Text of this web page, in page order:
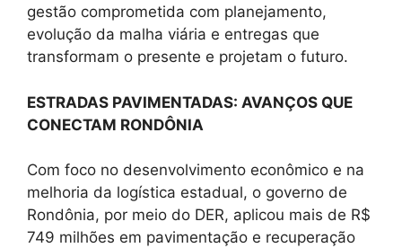
gestão comprometida com planejamento,
evolução da malha viária e entregas que
transformam o presente e projetam o futuro.
ESTRADAS PAVIMENTADAS: AVANÇOS QUE
CONECTAM RONDÔNIA
Com foco no desenvolvimento econômico e na
melhoria da logística estadual, o governo de
Rondônia, por meio do DER, aplicou mais de R$
749 milhões em pavimentação e recuperação